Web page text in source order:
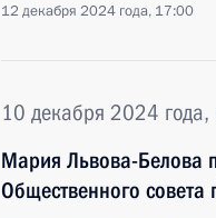
12 декабря 2024 года, 17:00
10 декабря 2024 года,
Мария Львова-Белова
Общественного совета